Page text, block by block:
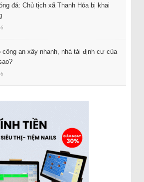
đá: Chủ tịch xã Thanh Hóa bị khai
công an xây nhanh, nhà tái định cư của